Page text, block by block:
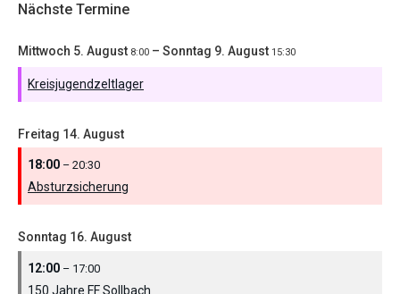
Nächste Termine
Mittwoch 5. August 8:00 – Sonntag 9. August 15:30
Kreisjugendzeltlager
Freitag 14. August
18:00 – 20:30
Absturzsicherung
Sonntag 16. August
12:00 – 17:00
150 Jahre FF Sollbach